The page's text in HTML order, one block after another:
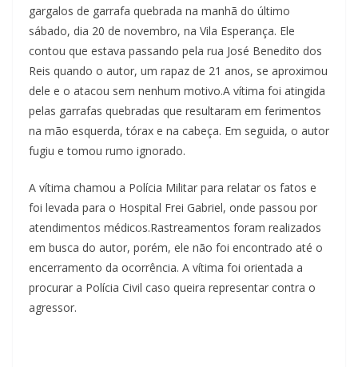
gargalos de garrafa quebrada na manhã do último
sábado, dia 20 de novembro, na Vila Esperança. Ele
contou que estava passando pela rua José Benedito dos
Reis quando o autor, um rapaz de 21 anos, se aproximou
dele e o atacou sem nenhum motivo.A vítima foi atingida
pelas garrafas quebradas que resultaram em ferimentos
na mão esquerda, tórax e na cabeça. Em seguida, o autor
fugiu e tomou rumo ignorado.
A vítima chamou a Polícia Militar para relatar os fatos e
foi levada para o Hospital Frei Gabriel, onde passou por
atendimentos médicos.Rastreamentos foram realizados
em busca do autor, porém, ele não foi encontrado até o
encerramento da ocorrência. A vítima foi orientada a
procurar a Polícia Civil caso queira representar contra o
agressor.